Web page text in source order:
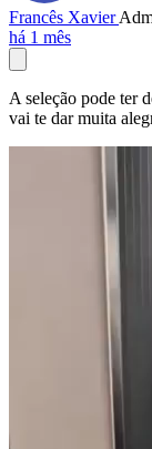
Francês Xavier
há 1 mês
A seleção pode ter
vai te dar muita